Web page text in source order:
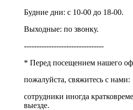
Будние дни: с 10-00 до 18-00.
Выходные: по звонку.
--------------------------------
* Перед посещением нашего
пожалуйста, свяжитесь с нами:
сотрудники иногда
выезде.